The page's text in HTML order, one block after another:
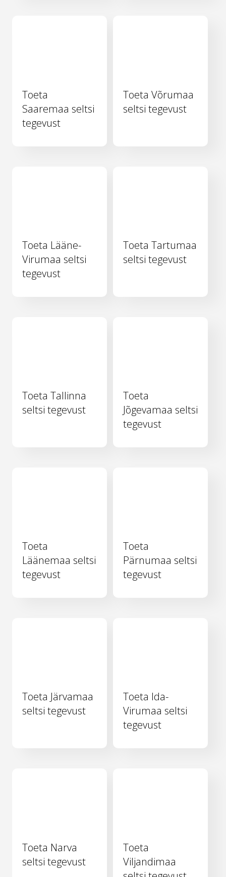
Toeta
Saaremaa seltsi
tegevust
Toeta Võrumaa
seltsi tegevust
Toeta Lääne-
Virumaa seltsi
tegevust
Toeta Tartumaa
seltsi tegevust
Toeta Tallinna
seltsi tegevust
Toeta
Jõgevamaa seltsi
tegevust
Toeta
Läänemaa seltsi
tegevust
Toeta
Pärnumaa seltsi
tegevust
Toeta Järvamaa
seltsi tegevust
Toeta Ida-
Virumaa seltsi
tegevust
Toeta Narva
seltsi tegevust
Toeta
Viljandimaa